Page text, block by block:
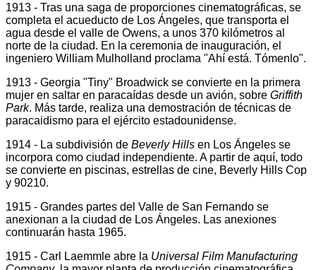
1913 - Tras una saga de proporciones cinematográficas, se
completa el acueducto de Los Ángeles, que transporta el
agua desde el valle de Owens, a unos 370 kilómetros al
norte de la ciudad. En la ceremonia de inauguración, el
ingeniero William Mulholland proclama "Ahí está. Tómenlo".
1913 - Georgia "Tiny" Broadwick se convierte en la primera
mujer en saltar en paracaídas desde un avión, sobre Griffith
Park. Más tarde, realiza una demostración de técnicas de
paracaidismo para el ejército estadounidense.
1914 - La subdivisión de Beverly Hills en Los Ángeles se
incorpora como ciudad independiente. A partir de aquí, todo
se convierte en piscinas, estrellas de cine, Beverly Hills Cop
y 90210.
1915 - Grandes partes del Valle de San Fernando se
anexionan a la ciudad de Los Ángeles. Las anexiones
continuarán hasta 1965.
1915 - Carl Laemmle abre la Universal Film Manufacturing